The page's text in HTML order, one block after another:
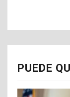
PUEDE